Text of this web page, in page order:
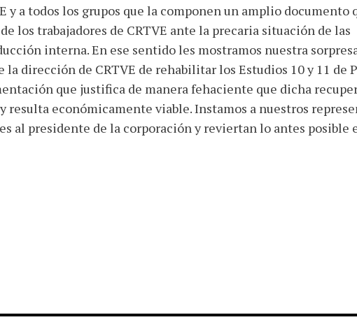
y a todos los grupos que la componen un amplio documento
los trabajadores de CRTVE ante la precaria situación de las
interna. En ese sentido les mostramos nuestra
dirección de CRTVE de rehabilitar los Estudios 10 y 11 de
que justifica de manera fehaciente que dicha
resulta económicamente viable. Instamos a nuestros
al presidente de la corporación y reviertan lo antes posible